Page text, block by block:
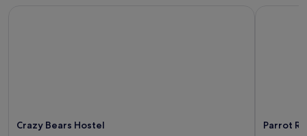
Crazy Bears Hostel Parrot